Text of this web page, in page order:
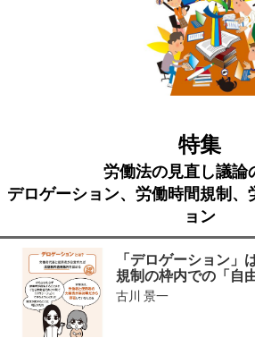
特集
労働法の見直し議論
デロゲーション、労働時間規制、
ョン
「デロゲーション」
規制の枠内での「自
古川 景一